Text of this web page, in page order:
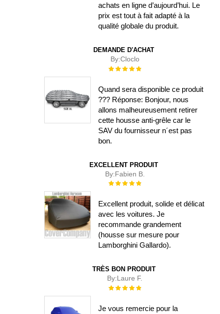
achats en ligne d’aujourd’hui. Le
prix est tout à fait adapté à la
qualité globale du produit.
DEMANDE D'ACHAT
By:Cloclo
Évaluation :
Quand sera disponible ce produit
??? Réponse: Bonjour, nous
allons malheureusement retirer
cette housse anti-grêle car le
SAV du fournisseur n´est pas
bon.
EXCELLENT PRODUIT
By:Fabien B.
Évaluation :
Excellent produit, solide et délicat
avec les voitures. Je
recommande grandement
(housse sur mesure pour
Lamborghini Gallardo).
TRÈS BON PRODUIT
By:Laure F.
Évaluation :
Je vous remercie pour la